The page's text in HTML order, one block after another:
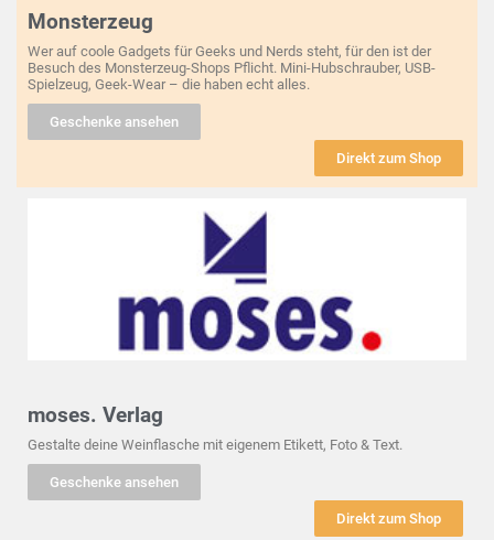
Monsterzeug
Wer auf coole Gadgets für Geeks und Nerds steht, für den ist der
Besuch des Monsterzeug-Shops Pflicht. Mini-Hubschrauber, USB-
Spielzeug, Geek-Wear – die haben echt alles.
Geschenke ansehen
Direkt zum Shop
moses. Verlag
Gestalte deine Weinflasche mit eigenem Etikett, Foto & Text.
Geschenke ansehen
Direkt zum Shop